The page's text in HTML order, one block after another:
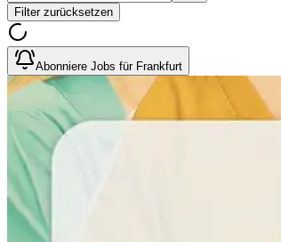
Filter zurücksetzen
Abonniere Jobs für Frankfurt